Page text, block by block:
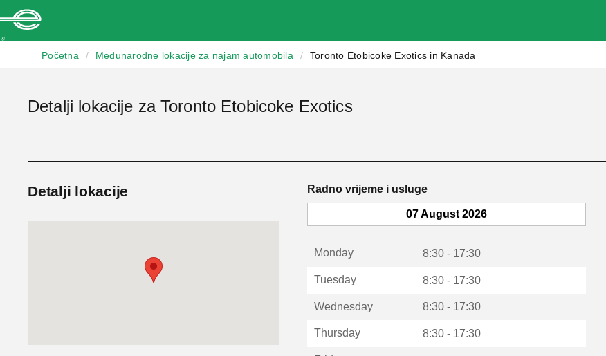
Početna / Međunarodne lokacije za najam automobila / Toronto Etobicoke Exotics in Kanada
Detalji lokacije za Toronto Etobicoke Exotics
Detalji lokacije Radno vrijeme i usluge
07 August 2026
Monday 8:30 - 17:30
Tuesday 8:30 - 17:30
Wednesday 8:30 - 17:30
Thursday 8:30 - 17:30